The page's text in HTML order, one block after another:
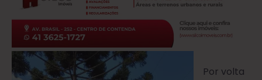
Por volta